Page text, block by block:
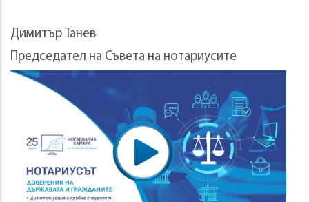
Димитър Танев
Председател на Съвета на нотариусите